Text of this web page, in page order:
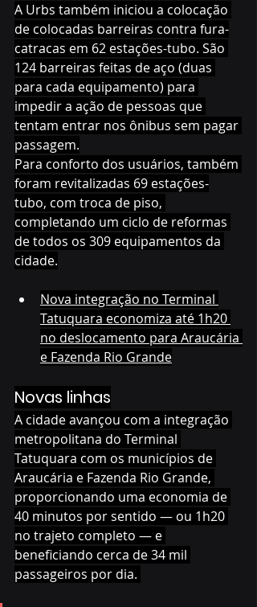
A Urbs também iniciou a colocação
de colocadas barreiras contra fura-
catracas em 62 estações-tubo. São
124 barreiras feitas de aço (duas
para cada equipamento) para
impedir a ação de pessoas que
tentam entrar nos ônibus sem pagar
passagem.
Para conforto dos usuários, também
foram revitalizadas 69 estações-
tubo, com troca de piso,
completando um ciclo de reformas
de todos os 309 equipamentos da
cidade.
Nova integração no Terminal
Tatuquara economiza até 1h20
no deslocamento para Araucária
e Fazenda Rio Grande
Novas linhas
A cidade avançou com a integração
metropolitana do Terminal
Tatuquara com os municípios de
Araucária e Fazenda Rio Grande,
proporcionando uma economia de
40 minutos por sentido — ou 1h20
no trajeto completo — e
beneficiando cerca de 34 mil
passageiros por dia.